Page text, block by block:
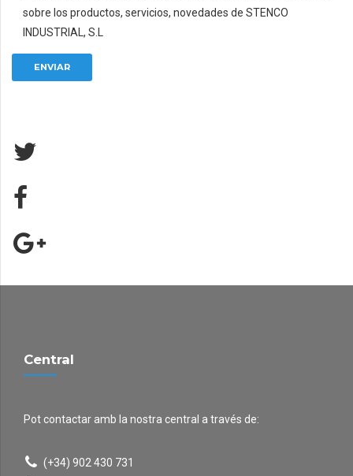
sobre los productos, servicios, novedades de STENCO
INDUSTRIAL, S.L
Central
Pot contactar amb la nostra central a través de:
(+34) 902 430 731